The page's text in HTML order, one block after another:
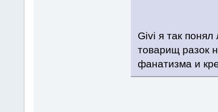
Givi я так
товарищ разок
фанатизма и